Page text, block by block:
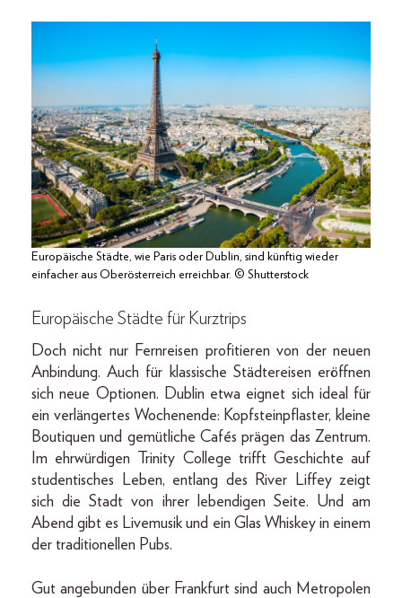
Europäische Städte, wie Paris oder Dublin, sind künftig wieder
einfacher aus Oberösterreich erreichbar. © Shutterstock
Europäische Städte für Kurztrips
Doch nicht nur Fernreisen profitieren von der neuen
Anbindung. Auch für klassische Städtereisen eröffnen
sich neue Optionen. Dublin etwa eignet sich ideal für
ein verlängertes Wochenende: Kopfsteinpflaster, kleine
Boutiquen und gemütliche Cafés prägen das Zentrum.
Im ehrwürdigen Trinity College trifft Geschichte auf
studentisches Leben, entlang des River Liffey zeigt
sich die Stadt von ihrer lebendigen Seite. Und am
Abend gibt es Livemusik und ein Glas Whiskey in einem
der traditionellen Pubs.
Gut angebunden über Frankfurt sind auch Metropolen